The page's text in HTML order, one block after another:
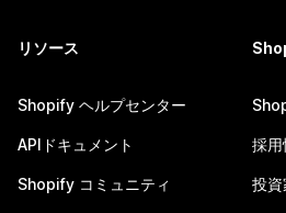
リソース
Shopify ヘルプセンター
APIドキュメント
Shopify コミュニティ
採用
投